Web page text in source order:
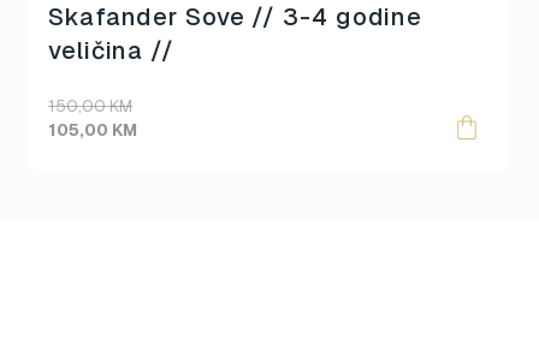
Skafander Sove // 3-4 godine
veličina //
150,00KM
Original
price
105,00 KM
Current
price